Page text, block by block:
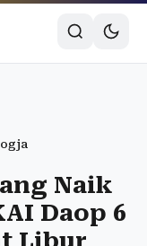
Naik
Daop 6
Libur